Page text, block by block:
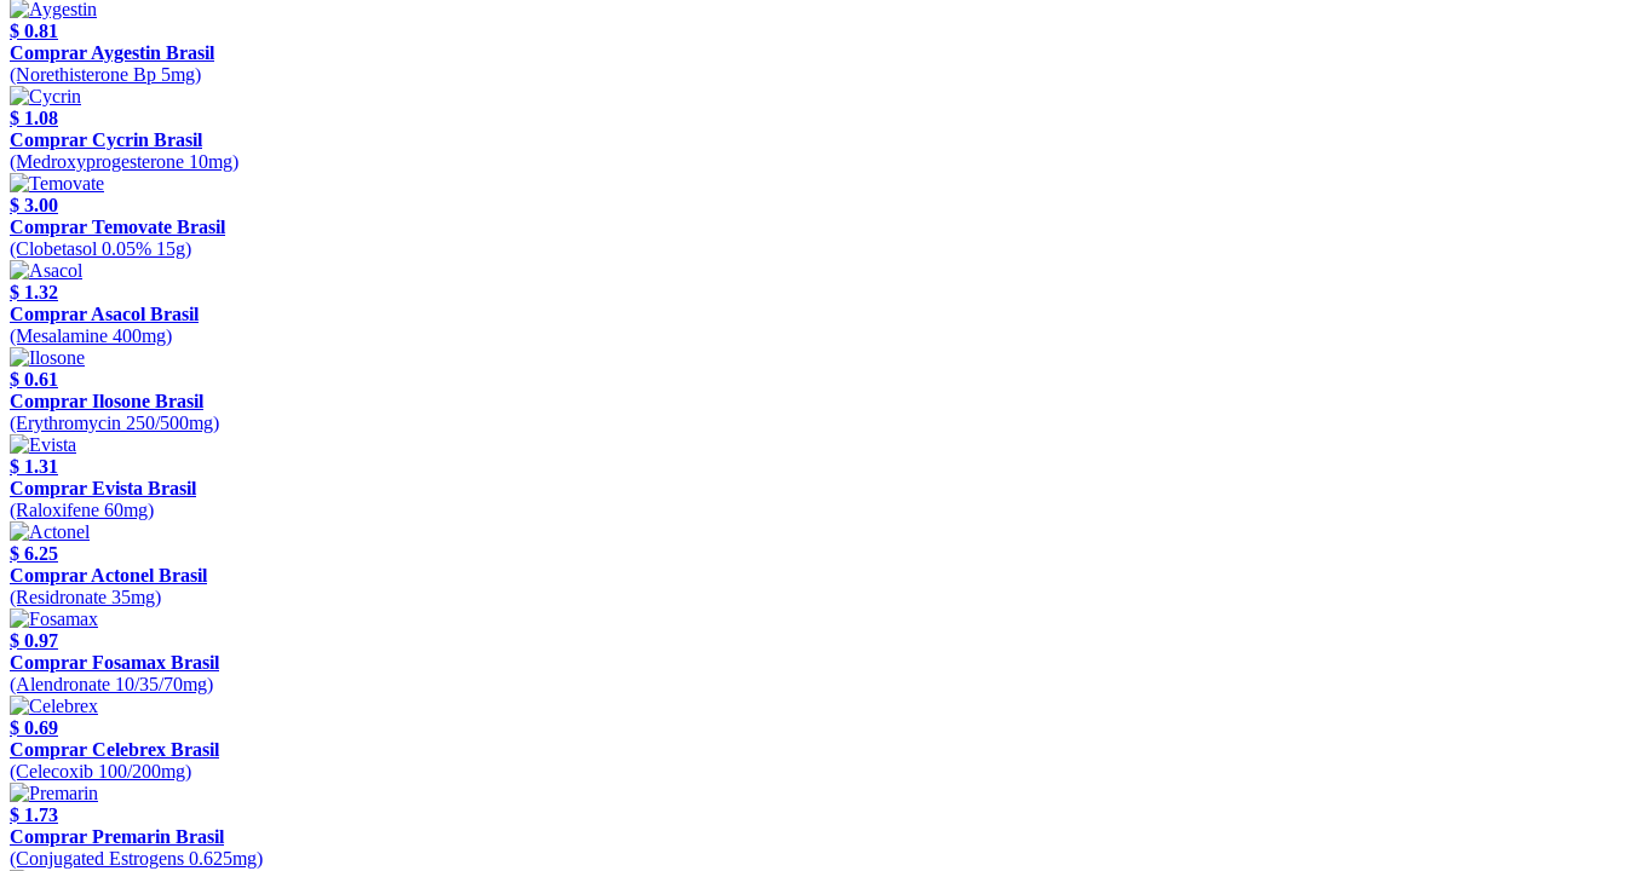
$ 0.81
Comprar Aygestin Brasil
(Norethisterone Bp 5mg)
$ 1.08
Comprar Cycrin Brasil
(Medroxyprogesterone 10mg)
$ 3.00
Comprar Temovate Brasil
(Clobetasol 0.05% 15g)
$ 1.32
Comprar Asacol Brasil
(Mesalamine 400mg)
$ 0.61
Comprar Ilosone Brasil
(Erythromycin 250/500mg)
$ 1.31
Comprar Evista Brasil
(Raloxifene 60mg)
$ 6.25
Comprar Actonel Brasil
(Residronate 35mg)
$ 0.97
Comprar Fosamax Brasil
(Alendronate 10/35/70mg)
$ 0.69
Comprar Celebrex Brasil
(Celecoxib 100/200mg)
$ 1.73
Comprar Premarin Brasil
(Conjugated Estrogens 0.625mg)